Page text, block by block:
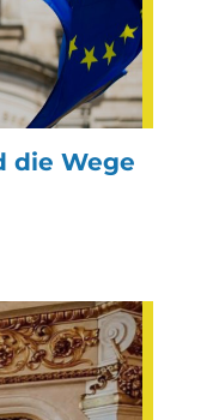
die Wege